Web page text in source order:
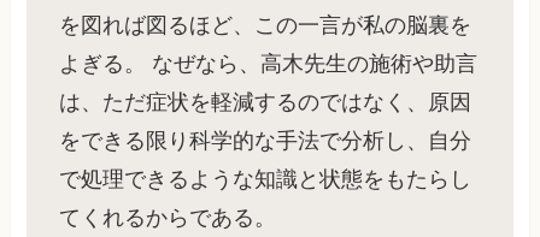
を図れば図るほど、この一言が私の脳裏を
よぎる。 なぜなら、高木先生の施術や助言
は、ただ症状を軽減するのではなく、原因
をできる限り科学的な手法で分析し、自分
で処理できるような知識と状態をもたらし
てくれるからである。